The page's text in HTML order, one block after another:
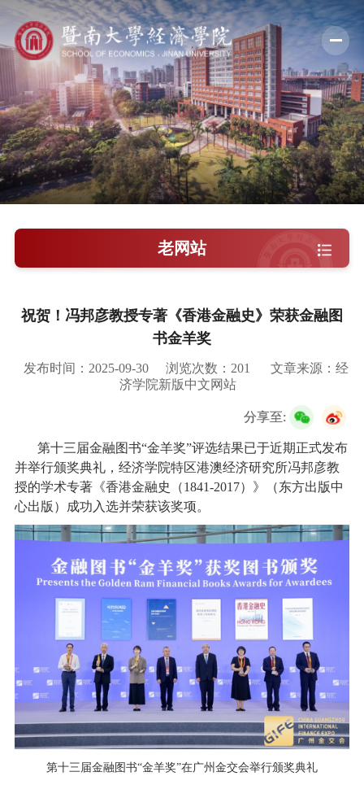
学院概况
新闻中心
师资队伍
科学研究
教学培养
学院党建
校友服务
老网站
祝贺！冯邦彦教授专著《香港金融史》荣获金融图
书金羊奖
发布时间：2025-09-30 浏览次数： 201
文章来源：经
济学院新版中文网站
分享至:
第十三届金融图书“金羊奖”评选结果已于近期正式发布
并举行颁奖典礼，经济学院特区港澳经济研究所冯邦彦教
授的学术专著《香港金融史（1841-2017）》（东方出版中
心出版）成功入选并荣获该奖项。
第十三届金融图书“金羊奖”在广州金交会举行颁奖典礼